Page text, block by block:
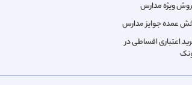
ویژه مدارس
عمده جوایز مدارس
اعتباری اقساطی در